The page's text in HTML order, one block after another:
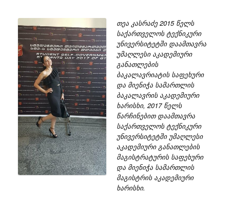
თეა კასრაძე 2015 წელს
საქართველოს ტექნიკური
უნივერსიტეტში დაამთავრა
უმაღლესი აკადემიური
განათლების
ბაკალავრიატის საფეხური
და მიენიჭა სამართლის
ბაკალავრის აკადემიური
ხარისხი, 2017 წელს
წარჩინებით დაამთავრა
საქართველოს ტექნიკური
უნივერსიტეტში უმაღლესი
აკადემიური განათლების
მაგისტრატურის საფეხური
და მიენიჭა სამართლის
მაგისტრის აკადემიური
ხარისხი.